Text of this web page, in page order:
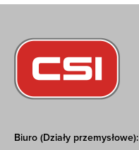
Biuro (Działy przemysłowe):